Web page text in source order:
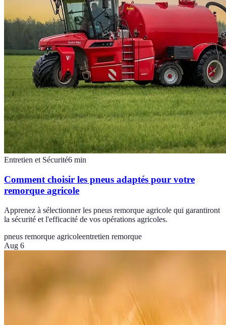
Entretien et Sécurité6 min
Comment choisir les pneus adaptés pour votre
remorque agricole
Apprenez à sélectionner les pneus remorque agricole qui garantiront
la sécurité et l'efficacité de vos opérations agricoles.
pneus remorque agricoleentretien remorque
Aug 6